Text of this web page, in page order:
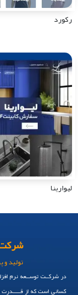
رکورد
لیوارینا
شرکت
تولید
در شرکــت توســعه نرم
کسانی است که از